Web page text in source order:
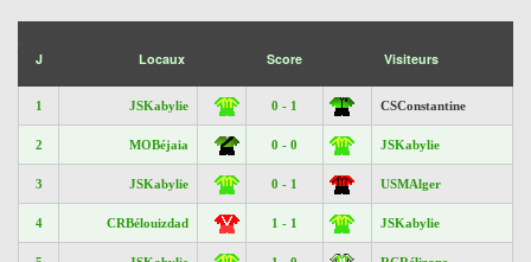
J Locaux Score Visiteurs
1 JSKabylie 0 - 1 CSConstantine
2 MOBéjaia 0 - 0 JSKabylie
3 JSKabylie 0 - 1 USMAlger
4 CRBélouizdad 1 - 1 JSKabylie